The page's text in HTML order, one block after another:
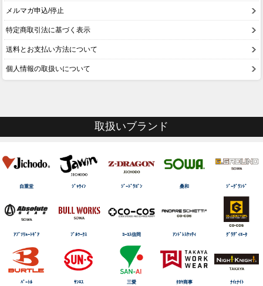
メルマガ申込/停止
特定商取引法に基づく表示
送料とお支払い方法について
個人情報の取扱いについて
取扱いブランド
自重堂 ｼﾞｬｳｨﾝ ｼﾞｰﾄﾞﾗｺﾞﾝ 桑和 ｼﾞｰｸﾞﾗﾝﾄﾞ
ｱﾌﾞｿﾘｭｰﾄｷﾞｱ ﾌﾞﾙﾜｰｸｽ ｺｰｺｽ信岡 ｱﾝﾄﾞﾚｽｹｯﾃｨ ｸﾞﾗﾃﾞｨｴｰﾀ
ﾊﾞｰﾄﾙ ｻﾝｴｽ 三愛 ﾀｶﾔ商事 ﾅｲtﾅｲﾄ